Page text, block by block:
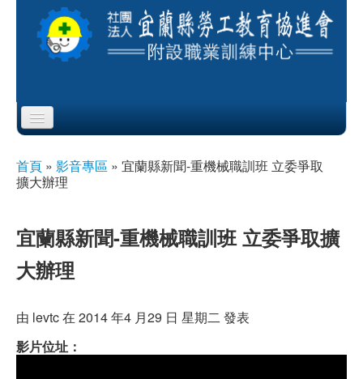
Skip to content
Skip to navigation
協會簡介
服務項目
公布欄
課程公告
即測即評
您在這裡
首頁 » 影音專區 » 宜蘭縣新聞-重機械職訓班 立委爭取
擴大辦理
宜蘭縣新聞-重機械職訓班 立委爭取擴
大辦理
由 levtc在 2014 年4 月29 日 星期二 發表
影片位址：